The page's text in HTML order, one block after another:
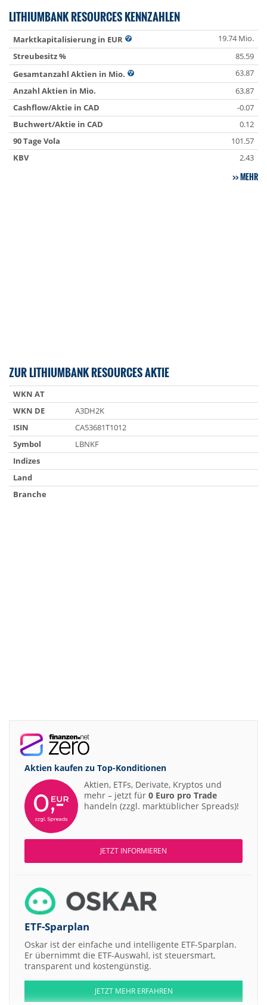
LITHIUMBANK RESOURCES KENNZAHLEN
Marktkapitalisierung in EUR
19.74 Mio.
Streubesitz %
85.59
Gesamtanzahl Aktien in Mio.
63.87
Anzahl Aktien in Mio.
63.87
Cashflow/Aktie in CAD
-0.07
Buchwert/Aktie in CAD
0.12
90 Tage Vola
101.57
KBV
2.43
MEHR
ZUR LITHIUMBANK RESOURCES AKTIE
WKN AT
WKN DE
A3DH2K
ISIN
CA53681T1012
Symbol
LBNKF
Indizes
Land
Branche
Aktien kaufen zu Top-Konditionen
Aktien, ETFs, Derivate, Kryptos und
mehr – jetzt für 0 Euro pro Trade
handeln (zzgl. marktüblicher Spreads)!
JETZT INFORMIEREN
ETF-Sparplan
Oskar ist der einfache und intelligente ETF-Sparplan.
Er übernimmt die ETF-Auswahl, ist steuersmart,
transparent und kostengünstig.
JETZT MEHR ERFAHREN